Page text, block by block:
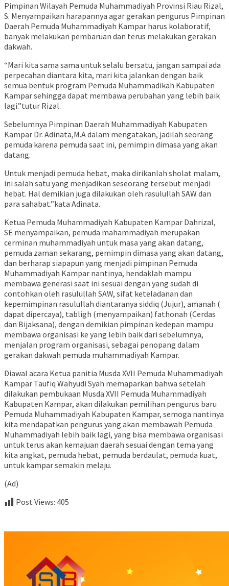
Pimpinan Wilayah Pemuda Muhammadiyah Provinsi Riau Rizal,
S. Menyampaikan harapannya agar gerakan pengurus Pimpinan
Daerah Pemuda Muhammadiyah Kampar harus kolaboratif,
banyak melakukan pembaruan dan terus melakukan gerakan
dakwah.
“Mari kita sama sama untuk selalu bersatu, jangan sampai ada
perpecahan diantara kita, mari kita jalankan dengan baik
semua bentuk program Pemuda Muhammadikah Kabupaten
Kampar sehingga dapat membawa perubahan yang lebih baik
lagi.”tutur Rizal.
Sebelumnya Pimpinan Daerah Muhammadiyah Kabupaten
Kampar Dr. Adinata,M.A dalam mengatakan, jadilah seorang
pemuda karena pemuda saat ini, pemimpin dimasa yang akan
datang.
Untuk menjadi pemuda hebat, maka dirikanlah sholat malam,
ini salah satu yang menjadikan seseorang tersebut menjadi
hebat. Hal demikian juga dilakukan oleh rasulullah SAW dan
para sahabat.”kata Adinata.
Ketua Pemuda Muhammadiyah Kabupaten Kampar Dahrizal,
SE menyampaikan, pemuda mahammadiyah merupakan
cerminan muhammadiyah untuk masa yang akan datang,
pemuda zaman sekarang, pemimpin dimasa yang akan datang,
dan berharap siapapun yang menjadi pimpinan Pemuda
Muhammadiyah Kampar nantinya, hendaklah mampu
membawa generasi saat ini sesuai dengan yang sudah di
contohkan oleh rasulullah SAW, sifat keteladanan dan
kepemimpinan rasulullah diantaranya siddiq (Jujur), amanah (
dapat dipercaya), tabligh (menyampaikan) fathonah (Cerdas
dan Bijaksana), dengan demikian pimpinan kedepan mampu
membawa organisasi ke yang lebih baik dari sebelumnya,
menjalan program organisasi, sebagai penopang dalam
gerakan dakwah pemuda muhammadiyah Kampar.
Diawal acara Ketua panitia Musda XVII Pemuda Muhammadiyah
Kampar Taufiq Wahyudi Syah memaparkan bahwa setelah
dilakukan pembukaan Musda XVII Pemuda Muhammadiyah
Kabupaten Kampar, akan dilakukan pemilihan pengurus baru
Pemuda Muhammadiyah Kabupaten Kampar, semoga nantinya
kita mendapatkan pengurus yang akan membawah Pemuda
Muhammadiyah lebih baik lagi, yang bisa membawa organisasi
untuk terus akan kemajuan daerah sesuai dengan tema yang
kita angkat, pemuda hebat, pemuda berdaulat, pemuda kuat,
untuk kampar semakin melaju.
(Ad)
Post Views: 405